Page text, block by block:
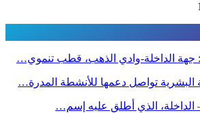
جهة الداخلة-وادي الذهب، قطب تنموي…
البشرية تواصل دعمها للأنشطة المدرة…
الداخلة، الذي أطلق عليه إسم…